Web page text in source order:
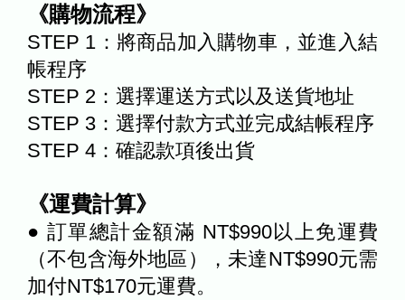
《購物流程》
STEP 1：將商品加入購物車，並進入結
帳程序
STEP 2：選擇運送方式以及送貨地址
STEP 3：選擇付款方式並完成結帳程序
STEP 4：確認款項後出貨
《運費計算》
● 訂單總計金額滿 NT$990以上免運費
（不包含海外地區），未達NT$990元需
加付NT$170元運費。